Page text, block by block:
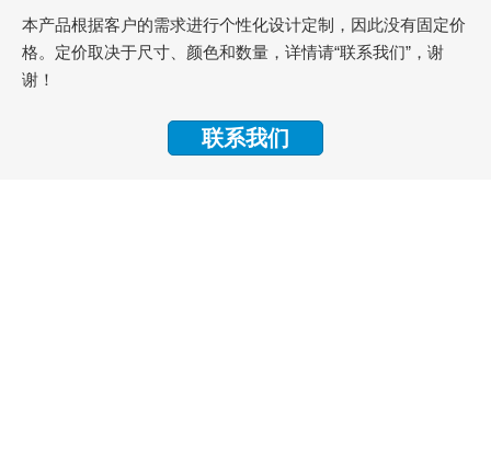
本产品根据客户的需求进行个性化设计定制，因此没有固定价
格。定价取决于尺寸、颜色和数量，详情请“联系我们”，谢
谢！
联系我们